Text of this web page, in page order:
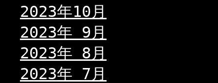
2023年10月
2023年 9月
2023年 8月
2023年 7月